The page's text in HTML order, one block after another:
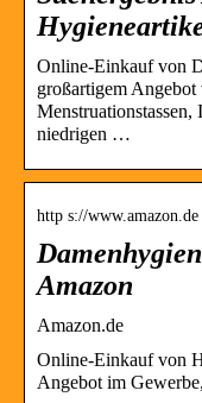
Online-Einkauf von
großartigem
niedrigen …
http s://
Amazon
Amazon.de
Online-Einkauf von
Angebot im